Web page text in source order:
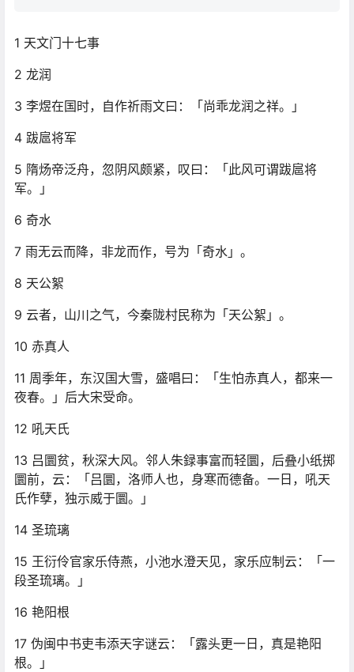
1 天文门十七事
2 龙润
3 李煜在国时，自作祈雨文曰：「尚乖龙润之祥。」
4 跋扈将军
5 隋炀帝泛舟，忽阴风颇紧，叹曰：「此风可谓跋扈将
军。」
6 奇水
7 雨无云而降，非龙而作，号为「奇水」。
8 天公絮
9 云者，山川之气，今秦陇村民称为「天公絮」。
10 赤真人
11 周季年，东汉国大雪，盛唱曰：「生怕赤真人，都来一
夜春。」后大宋受命。
12 吼天氏
13 吕圜贫，秋深大风。邻人朱録事富而轻圜，后叠小纸掷
圜前，云：「吕圜，洛师人也，身寒而德备。一日，吼天
氏作孽，独示威于圜。」
14 圣琉璃
15 王衍伶官家乐侍燕，小池水澄天见，家乐应制云：「一
段圣琉璃。」
16 艳阳根
17 伪闽中书吏韦添天字谜云：「露头更一日，真是艳阳
根。」